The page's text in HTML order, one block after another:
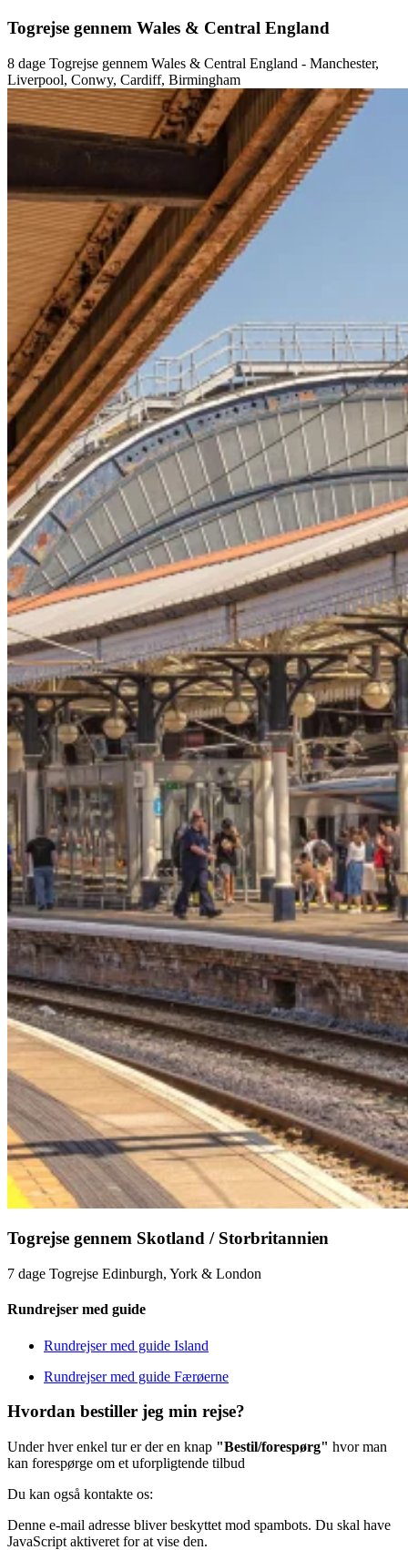
Togrejse gennem Wales & Central England
8 dage Togrejse gennem Wales & Central England - Manchester,
Liverpool, Conwy, Cardiff, Birmingham
Togrejse gennem Skotland / Storbritannien
7 dage Togrejse Edinburgh, York & London
Rundrejser med guide
Rundrejser med guide Island
Rundrejser med guide Færøerne
Hvordan bestiller jeg min rejse?
Under hver enkel tur er der en knap "Bestil/forespørg" hvor man
kan forespørge om et uforpligtende tilbud
Du kan også kontakte os:
Denne e-mail adresse bliver beskyttet mod spambots. Du skal have
JavaScript aktiveret for at vise den.